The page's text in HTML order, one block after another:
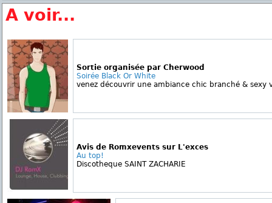
A voir...
Sortie organisée par Cherwood
Soirée Black Or White
venez découvrir une ambiance chic branché & sexy
Avis de Romxevents sur L'exces
Au top!
Discotheque SAINT ZACHARIE